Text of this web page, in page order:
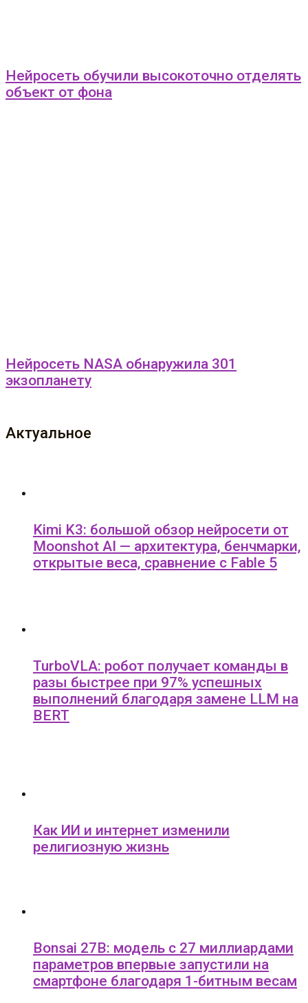
Нейросеть обучили высокоточно отделять
объект от фона
Нейросеть NASA обнаружила 301
экзопланету
Актуальное
Kimi K3: большой обзор нейросети от
Moonshot AI — архитектура, бенчмарки,
открытые веса, сравнение с Fable 5
TurboVLA: робот получает команды в
разы быстрее при 97% успешных
выполнений благодаря замене LLM на
BERT
Как ИИ и интернет изменили
религиозную жизнь
Bonsai 27B: модель с 27 миллиардами
параметров впервые запустили на
смартфоне благодаря 1-битным весам